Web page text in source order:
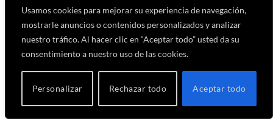
Usamos cookies para mejorar su experiencia de navegación,
mostrarle anuncios o contenidos personalizados y analizar
nuestro tráfico. Al hacer clic en “Aceptar todo” usted da su
consentimiento a nuestro uso de las cookies.
Personalizar Rechazar todo Aceptar todo
Reportajes cine y series Resident Evil RPG
Shooter Sony Pictures Soulslike Square Enix
Star Wars Survival Horror Terror
Trofeos y Logros Vértice 360
Warner Bros Pictures Zombies